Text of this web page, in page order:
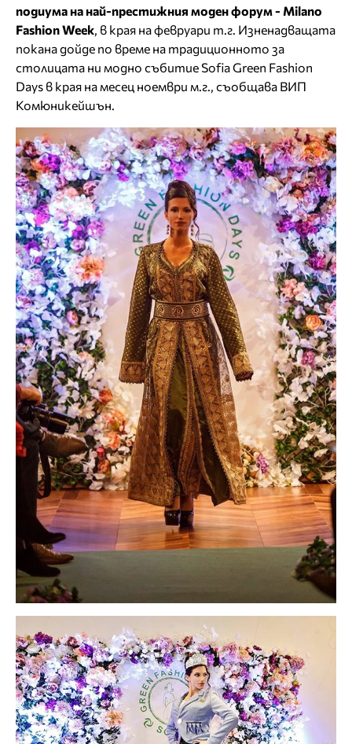
подиума на най-престижния моден форум - Milano
Fashion Week , в края на февруари т.г. Изненадващата
покана дойде по време на традиционното за
столицата ни модно събитие Sofia Green Fashion
Days в края на месец ноември м.г., съобщава ВИП
Комюникейшън.